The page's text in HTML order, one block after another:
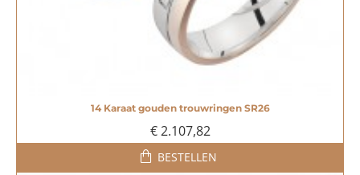
14 Karaat gouden trouwringen SR26
€ 2.107,82
BESTELLEN